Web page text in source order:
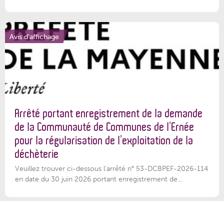
Avis d'affichage
Arrêté portant enregistrement de la demande
de la Communauté de Communes de l’Ernée
pour la régularisation de l’exploitation de la
déchèterie
Veuillez trouver ci-dessous l'arrêté n° 53-DCBPEF-2026-114
en date du 30 juin 2026 portant enregistrement de...